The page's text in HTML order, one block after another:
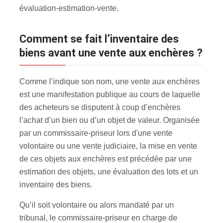
évaluation-estimation-vente.
Comment se fait l’inventaire des
biens avant une vente aux enchères ?
Comme l’indique son nom, une vente aux enchères
est une manifestation publique au cours de laquelle
des acheteurs se disputent à coup d’enchères
l’achat d’un bien ou d’un objet de valeur. Organisée
par un commissaire-priseur lors d'une vente
volontaire ou une vente judiciaire, la mise en vente
de ces objets aux enchères est précédée par une
estimation des objets, une évaluation des lots et un
inventaire des biens.
Qu’il soit volontaire ou alors mandaté par un
tribunal, le commissaire-priseur en charge de